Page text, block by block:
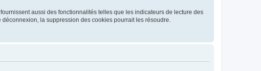
aussi des fonctionnalités telles que les indicateurs de lecture des
la suppression des cookies pourrait les résoudre.